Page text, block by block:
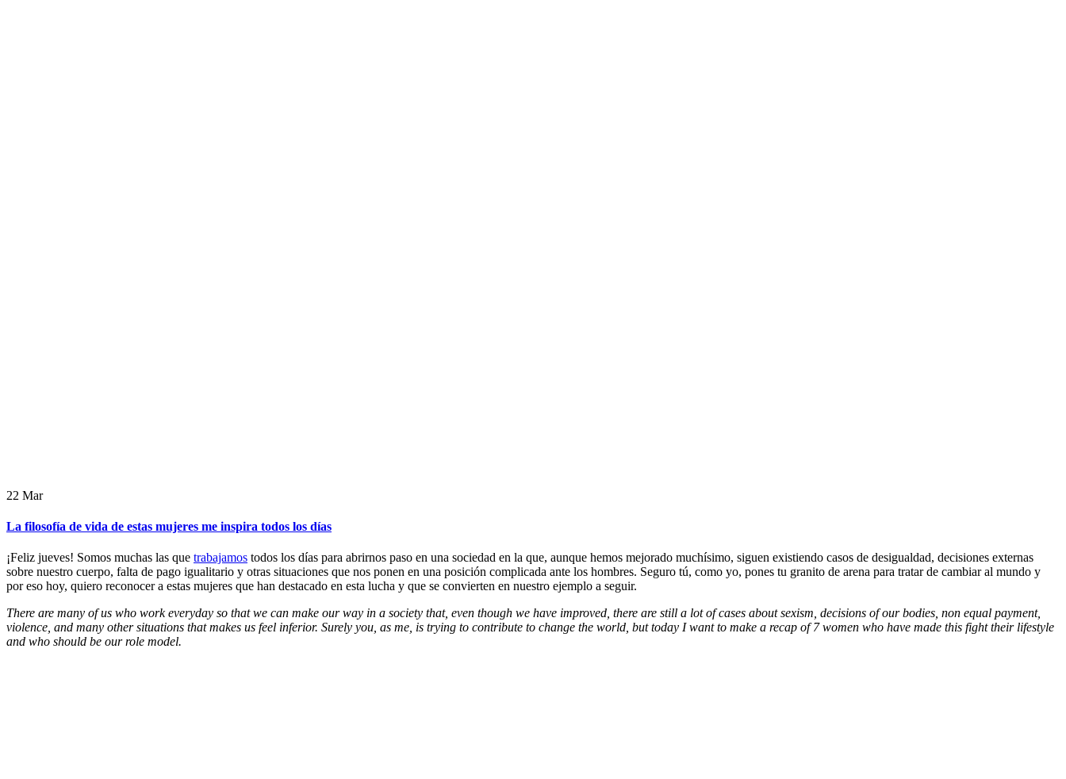
22 Mar
La filosofía de vida de estas mujeres me inspira todos los días
¡Feliz jueves! Somos muchas las que trabajamos todos los días para abrirnos paso en una sociedad en la que, aunque hemos mejorado muchísimo, siguen existiendo casos de desigualdad, decisiones externas
sobre nuestro cuerpo, falta de pago igualitario y otras situaciones que nos ponen en una posición complicada ante los hombres. Seguro tú, como yo, pones tu granito de arena para tratar de cambiar al mundo y
por eso hoy, quiero reconocer a estas mujeres que han destacado en esta lucha y que se convierten en nuestro ejemplo a seguir.
There are many of us who work everyday so that we can make our way in a society that, even though we have improved, there are still a lot of cases about sexism, decisions of our bodies, non equal payment,
violence, and many other situations that makes us feel inferior. Surely you, as me, is trying to contribute to change the world, but today I want to make a recap of 7 women who have made this fight their lifestyle
and who should be our role model.